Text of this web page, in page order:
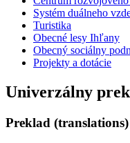
Systém duálneho
Turistika
Obecné lesy Ihľany
Obecný sociálny
Projekty a dotácie
Univerzálny
Preklad (translations)